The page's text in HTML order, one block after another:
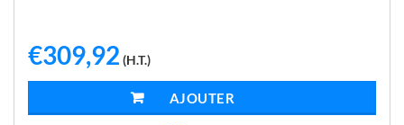
€309,92 (H.T.)
AJOUTER AU PANIER